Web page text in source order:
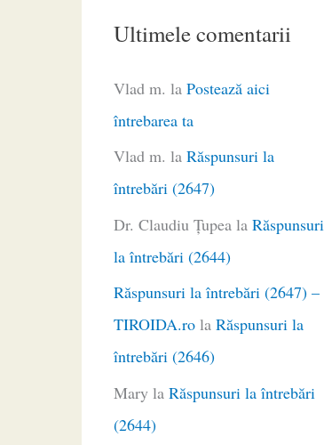
Ultimele comentarii
Vlad m. la Postează aici
întrebarea ta
Vlad m. la Răspunsuri la
întrebări (2647)
Dr. Claudiu Ţupea la Răspunsuri
la întrebări (2644)
Răspunsuri la întrebări (2647) –
TIROIDA.ro la Răspunsuri la
întrebări (2646)
Mary la Răspunsuri la întrebări
(2644)